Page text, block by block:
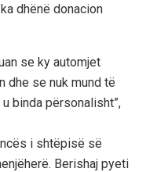
dhënë donacion
se ky automjet
dhe se nuk mund të
binda përsonalisht”,
i shtëpisë së
Berishaj pyeti